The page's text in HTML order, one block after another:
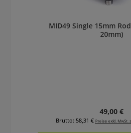
MID49 Single 15mm
20mm)
49,00 €
Brutto: 58,31 € Preise exkl. MwSt.